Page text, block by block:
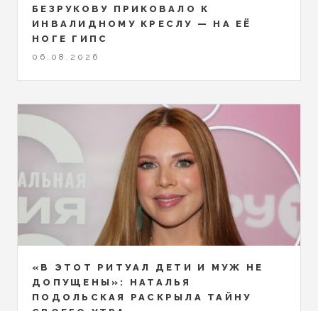
БЕЗРУКОВУ ПРИКОВАЛО К
ИНВАЛИДНОМУ КРЕСЛУ — НА ЕЁ
НОГЕ ГИПС
06.08.2026
«В ЭТОТ РИТУАЛ ДЕТИ И МУЖ НЕ
ДОПУЩЕНЫ»: НАТАЛЬЯ
ПОДОЛЬСКАЯ РАСКРЫЛА ТАЙНУ